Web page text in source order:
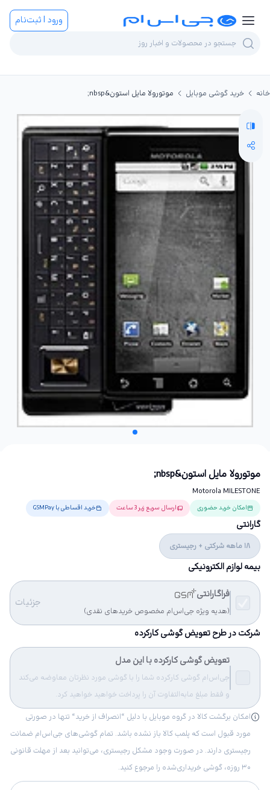
ورود | ثبت‌نام
خانه خرید گوشی موبایل موتورولا مایل استون&nbsp;
موتورولا مایل استون&nbsp;
Motorola MILESTONE
امکان خرید حضوری ارسال سریع زیر 3 ساعت خرید اقساطی با GSMPay
گارانتی
18 ماهه شرکتی + رجیستری
بیمه لوازم الکترونیکی
فراگارانتی
(هدیه ویژه جی‌اس‌ام مخصوص خریدهای نقدی)
جزئیات
شرکت در طرح تعویض گوشی کارکرده
تعویض گوشی کارکرده با این مدل
جی‌اس‌ام گوشی کارکرده شما را با گوشی مورد نظرتان معاوضه می‌کند
و فقط مبلغ مابه‌التفاوت آن را پرداخت خواهید خواهید کرد.
امکان برگشت کالا در گروه موبایل با دلیل “انصراف از خرید“ تنها در صورتی
مورد قبول است که پلمب کالا باز نشده باشد. تمام گوشی‌های جی‌اس‌ام ضمانت
رجیستری دارند. در صورت وجود مشکل رجیستری، می‌توانید بعد از مهلت قانونی
۳۰ روزه، گوشی خریداری‌شده را مرجوع کنید.